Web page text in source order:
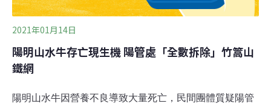
2021年01月14日
陽明山水牛存亡現生機 陽管處「全數拆除」竹篙山
鐵網
陽明山水牛因營養不良導致大量死亡，民間團體質疑陽管